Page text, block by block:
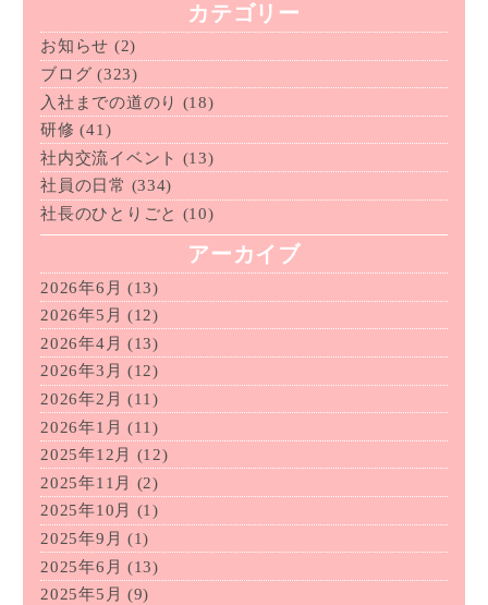
カテゴリー
お知らせ (2)
ブログ (323)
入社までの道のり (18)
研修 (41)
社内交流イベント (13)
社員の日常 (334)
社長のひとりごと (10)
アーカイブ
2026年6月 (13)
2026年5月 (12)
2026年4月 (13)
2026年3月 (12)
2026年2月 (11)
2026年1月 (11)
2025年12月
(12)
2025年11月
(2)
2025年10月
(1)
2025年9月 (1)
2025年6月 (13)
2025年5月 (9)